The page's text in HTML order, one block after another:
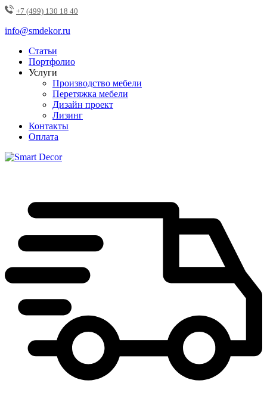
+7 (499) 130 18 40
info@smdekor.ru
Статьи
Портфолио
Услуги
Производство мебели
Перетяжка мебели
Дизайн проект
Лизинг
Контакты
Оплата